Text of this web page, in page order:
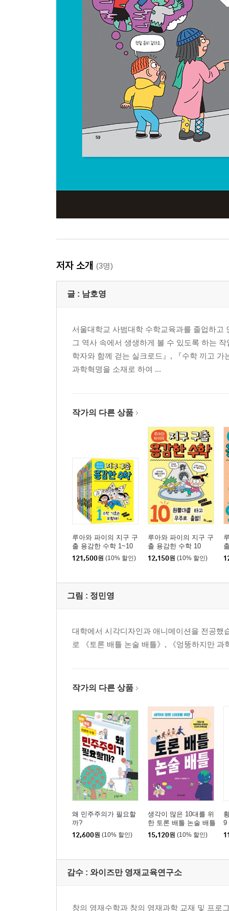
저자 소개 (3명)
글 : 남호영
서울대학교 사범대학 수학교육과를 졸업하
그 역사 속에서 생생하게 볼 수 있도록 하는
학자와 함께 걷는 실크로드』, 『수학 끼고
과학혁명을 소재로 하여 ...
작가의 다른 상품
루아와 파이의 지구 구
출 용감한 수학 1~10
세트
121,500원 (10% 할인)
루아와 파이의 지구 구
출 용감한 수학 10
12,150원 (10% 할인)
그림 : 정민영
대학에서 시각디자인과 애니메이션을 전공했
로 《토론 배틀 논술 배틀》, 《엉뚱하지만
작가의 다른 상품
왜 민주주의가 필요할
까?
12,600원 (10% 할인)
생각이 많은 10대를 위
한 토론 배틀 논술 배틀
15,120원 (10% 할인)
9
감수 : 와이즈만 영재교육연구소
창의 영재수학과 창의 영재과학 교재 및 프로